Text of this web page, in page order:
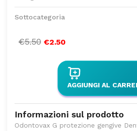
Sottocategoria
€5.50 €2.50
AGGIUNGI AL
Informazioni sul prodotto
Odontovax G protezione gengive